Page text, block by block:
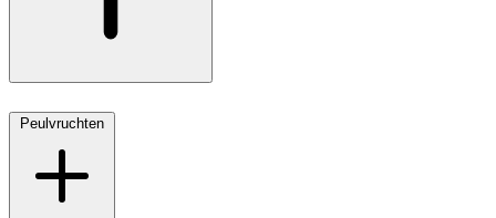
Peulvruchten